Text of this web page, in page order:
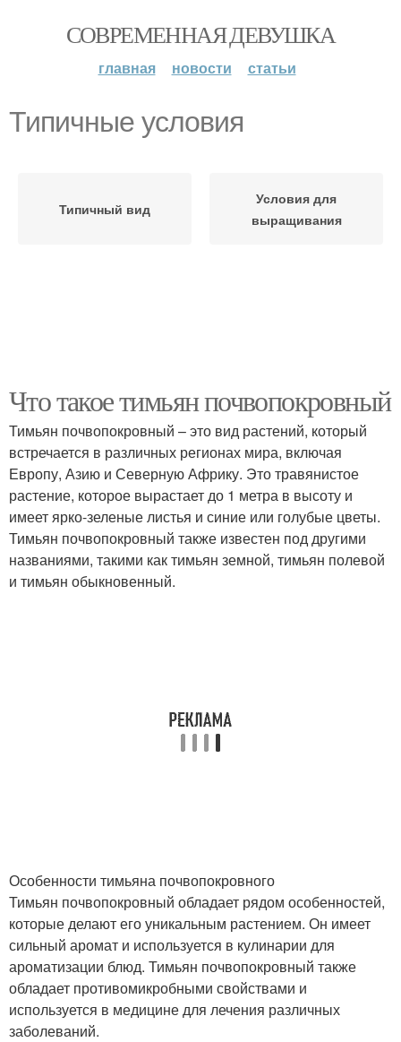
СОВРЕМЕННАЯ ДЕВУШКА
главная новости статьи
Типичные условия
Типичный вид
Условия для
выращивания
Что такое тимьян почвопокровный
Тимьян почвопокровный – это вид растений, который
встречается в различных регионах мира, включая
Европу, Азию и Северную Африку. Это травянистое
растение, которое вырастает до 1 метра в высоту и
имеет ярко-зеленые листья и синие или голубые цветы.
Тимьян почвопокровный также известен под другими
названиями, такими как тимьян земной, тимьян полевой
и тимьян обыкновенный.
Особенности тимьяна почвопокровного
Тимьян почвопокровный обладает рядом особенностей,
которые делают его уникальным растением. Он имеет
сильный аромат и используется в кулинарии для
ароматизации блюд. Тимьян почвопокровный также
обладает противомикробными свойствами и
используется в медицине для лечения различных
заболеваний.